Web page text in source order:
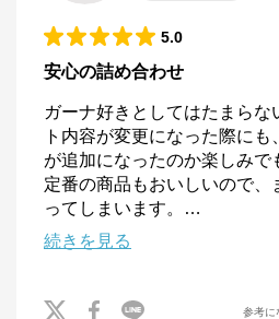
5.0
安心の詰め合わせ
ガーナ好きとしてはたまらな
ト内容が変更になった際に
が追加になったのか楽しみで
定番の商品もおいしいので、
ってしまいます。
…
続きを見る
参考に